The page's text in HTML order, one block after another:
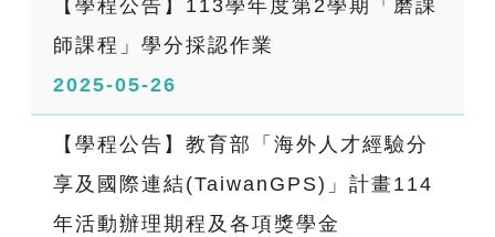
【學程公告】113學年度第2學期「磨課
師課程」學分採認作業
2025-05-26
【學程公告】教育部「海外人才經驗分
享及國際連結(TaiwanGPS)」計畫114
年活動辦理期程及各項獎學金